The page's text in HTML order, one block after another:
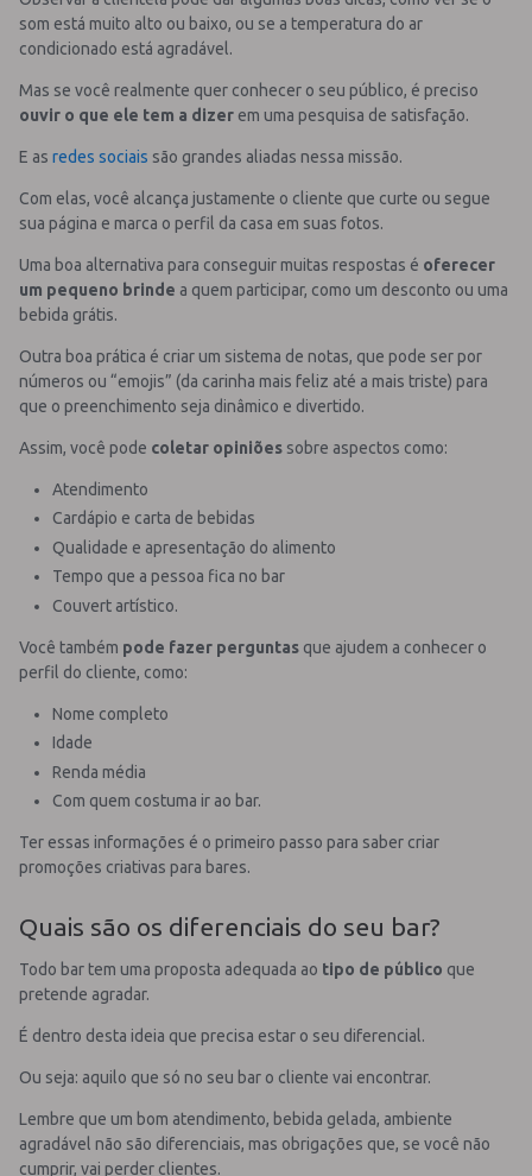
som está muito alto ou baixo, ou se a temperatura do ar
condicionado está agradável.
Mas se você realmente quer conhecer o seu público, é preciso
ouvir o que ele tem a dizer em uma pesquisa de satisfação.
E as redes sociais são grandes aliadas nessa missão.
Com elas, você alcança justamente o cliente que curte ou segue
sua página e marca o perfil da casa em suas fotos.
Uma boa alternativa para conseguir muitas respostas é oferecer
um pequeno brinde a quem participar, como um desconto ou uma
bebida grátis.
Outra boa prática é criar um sistema de notas, que pode ser por
números ou “emojis” (da carinha mais feliz até a mais triste) para
que o preenchimento seja dinâmico e divertido.
Assim, você pode coletar opiniões sobre aspectos como:
Atendimento
Cardápio e carta de bebidas
Qualidade e apresentação do alimento
Tempo que a pessoa fica no bar
Couvert artístico.
Você também pode fazer perguntas que ajudem a conhecer o
perfil do cliente, como:
Nome completo
Idade
Renda média
Com quem costuma ir ao bar.
Ter essas informações é o primeiro passo para saber criar
promoções criativas para bares.
Quais são os diferenciais do seu bar?
Todo bar tem uma proposta adequada ao tipo de público que
pretende agradar.
É dentro desta ideia que precisa estar o seu diferencial.
Ou seja: aquilo que só no seu bar o cliente vai encontrar.
Lembre que um bom atendimento, bebida gelada, ambiente
agradável não são diferenciais, mas obrigações que, se você não
cumprir, vai perder clientes.